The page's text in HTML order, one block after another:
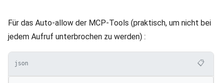
Für das Auto-allow der MCP-Tools (praktisch, um nicht bei
jedem Aufruf unterbrochen zu werden) :
json 📋